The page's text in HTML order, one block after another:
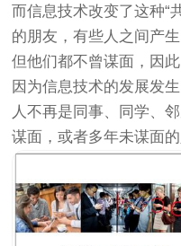
而信息技术改变了这种“
的朋友，有些人之间产
但他们都不曾谋面，因
因为信息技术的发展发
人不再是同事、同学、
谋面，或者多年未谋面的